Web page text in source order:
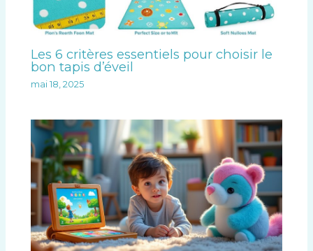
Les 6 critères essentiels pour choisir le
bon tapis d’éveil
mai 18, 2025